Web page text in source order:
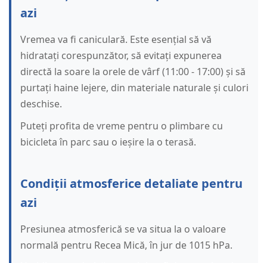
azi
Vremea va fi caniculară. Este esențial să vă
hidratați corespunzător, să evitați expunerea
directă la soare la orele de vârf (11:00 - 17:00) și să
purtați haine lejere, din materiale naturale și culori
deschise.
Puteți profita de vreme pentru o plimbare cu
bicicleta în parc sau o ieșire la o terasă.
Condiții atmosferice detaliate pentru
azi
Presiunea atmosferică se va situa la o valoare
normală pentru Recea Mică, în jur de 1015 hPa.